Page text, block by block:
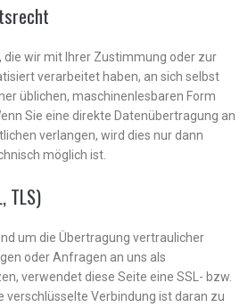
die wir mit Ihrer Zustimmung oder zur
verarbeitet haben, an sich selbst
üblichen, maschinenlesbaren Form
Sie eine direkte Datenübertragung an
verlangen, wird dies nur dann
möglich ist.
TLS)
um die Übertragung vertraulicher
oder Anfragen an uns als
verwendet diese Seite eine SSL- bzw.
verschlüsselte Verbindung ist daran zu